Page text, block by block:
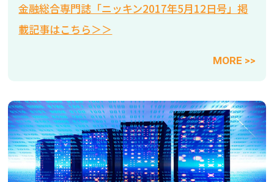
金融総合専門誌「ニッキン2017年5月12日号」掲
載記事はこちら＞＞
MORE >>